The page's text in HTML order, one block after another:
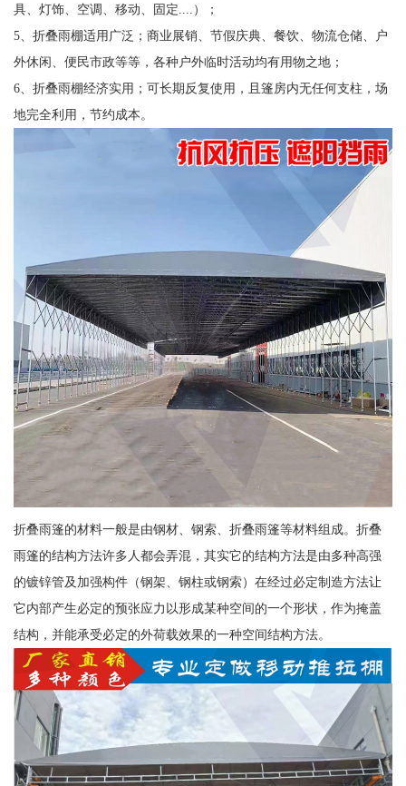
具、灯饰、空调、移动、固定....）；
5、折叠雨棚适用广泛；商业展销、节假庆典、餐饮、物流仓储、户
外休闲、便民市政等等，各种户外临时活动均有用物之地；
6、折叠雨棚经济实用；可长期反复使用，且篷房内无任何支柱，场
地完全利用，节约成本。
折叠雨篷的材料一般是由钢材、钢索、折叠雨篷等材料组成。折叠
雨篷的结构方法许多人都会弄混，其实它的结构方法是由多种高强
的镀锌管及加强构件（钢架、钢柱或钢索）在经过必定制造方法让
它内部产生必定的预张应力以形成某种空间的一个形状，作为掩盖
结构，并能承受必定的外荷载效果的一种空间结构方法。